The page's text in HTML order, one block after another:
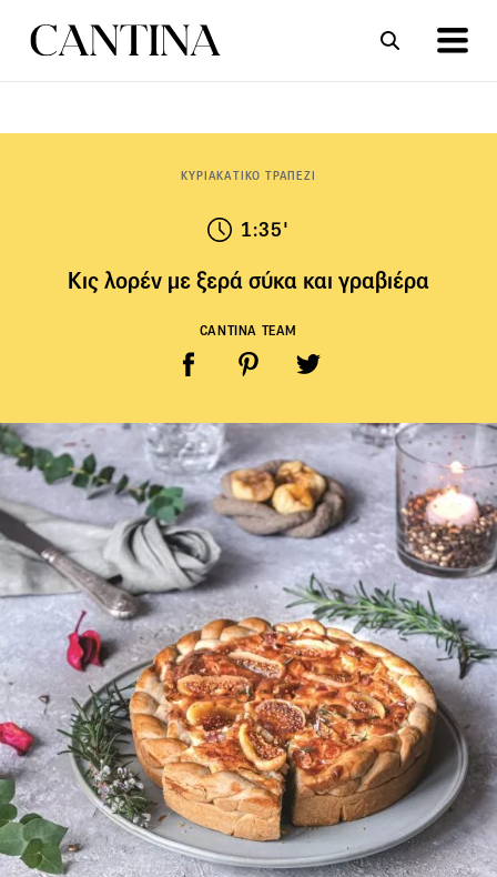
ΚΥΡΙΑΚΑΤΙΚΟ ΤΡΑΠΕΖΙ
1:35'
Κις λορέν με ξερά σύκα και γραβιέρα
CANTINA TEAM